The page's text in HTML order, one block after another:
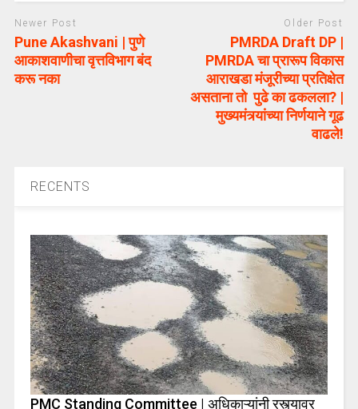
Newer Post
Pune Akashvani | पुणे
आकाशवाणीचा वृत्तविभाग बंद
करू नका
Older Post
PMRDA Draft DP |
PMRDA चा प्रारूप विकास
आराखडा मंजूरीच्या प्रतिक्षेत
असताना तो पुढे का ढकलला? |
मुख्यमंत्र्यांच्या निर्णयाने गूढ
वाढले!
RECENTS
PMC Standing Committee | अधिकाऱ्यांनी रस्त्यावर